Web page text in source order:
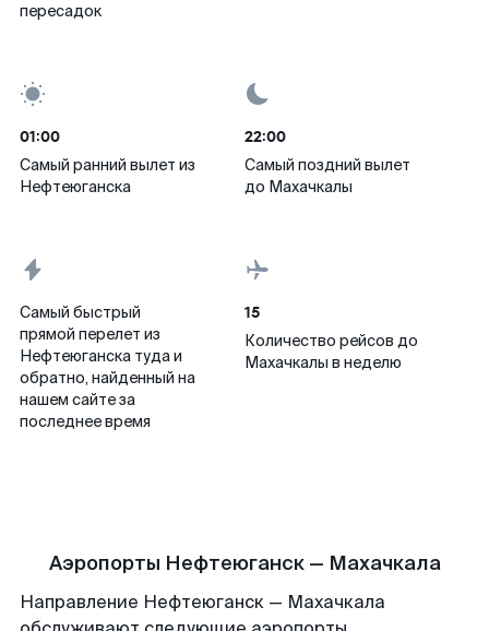
пересадок
01:00
Самый ранний вылет из
Нефтеюганска
22:00
Самый поздний вылет
до Махачкалы
Самый быстрый
прямой перелет из
Нефтеюганска туда и
обратно, найденный на
нашем сайте за
последнее время
15
Количество рейсов до
Махачкалы в неделю
Аэропорты Нефтеюганск — Махачкала
Направление Нефтеюганск — Махачкала